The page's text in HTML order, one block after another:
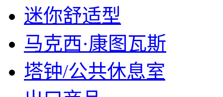
迷你舒适型
马克西·康图瓦斯
塔钟/公共休息室